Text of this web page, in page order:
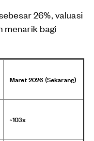
26%, valuasi
menarik bagi
Maret 2026 (Sekarang)
~103x